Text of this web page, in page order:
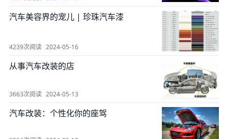
汽车美容界的宠儿 | 珍珠汽车漆
4239次阅读 2024-05-16
从事汽车改装的店
3663次阅读 2024-05-13
汽车改装：个性化你的座驾